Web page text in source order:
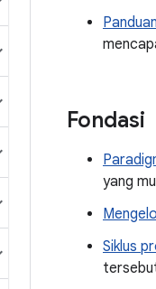
Fondasi
yang
Siklus